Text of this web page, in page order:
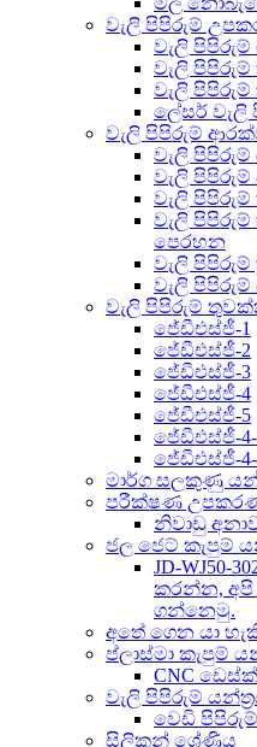
වැලි පිපිරුම්
වැලි පිපිරුම්
වැලි
වැලි
ලේසර් වැලි
වැලි පිපිරුම්
වැලි
වැලි පිපිරුම්
වැලි පිපිරුම්
වැලි පිපිරුම්
පෙරහන
වැලි පිපිරුම්
වැලි
වැලි පිපිරුම්
ජේඩීඑස්ජී-1
ජේඩීඑස්ජී-2
ජේඩීඑස්ජී-3
ජේඩීඑස්ජී-4
ජේඩීඑස්ජී-5
ජේඩීඑස්ජී-4-
ජේඩීඑස්ජී-
මාර්ග සලකුණු
පරීක්ෂණ
නිවාඩු
ජල ජෙට් කැපුම්
JD-WJ50-
කරන්න, අපි
ගන්නෙමු.
අතේ ගෙන යා
ප්ලාස්මා කැපුම්
CNC
වැලි පිපිරුම්
වෙඩි පිපිරුම්
සිලිකන් ශ්‍රේණිය